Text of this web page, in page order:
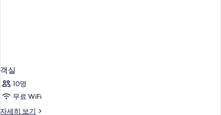
객실
10명
무료 WiFi
자세히 보기
객